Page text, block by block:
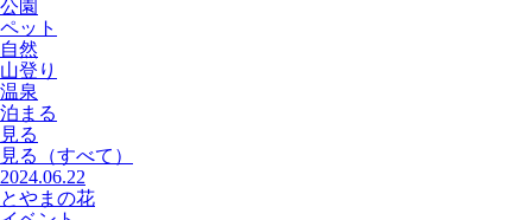
公園
ペット
自然
山登り
温泉
泊まる
見る
見る
（すべて）
2024.06.22
とやまの花